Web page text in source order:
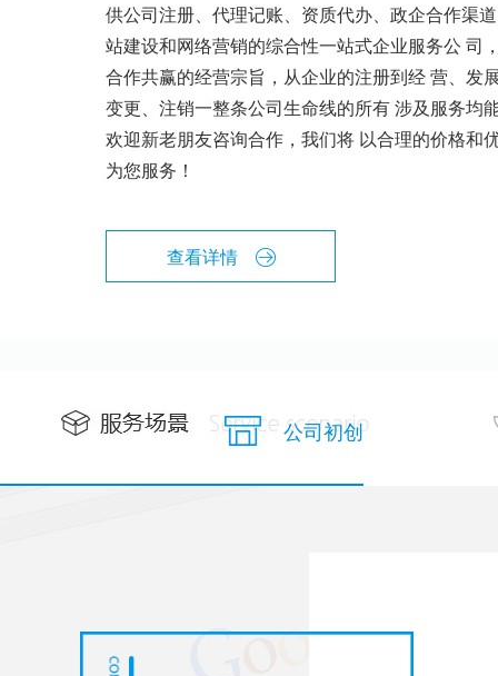
供公司注册、代理记账、资质代办、政企合作渠
站建设和网络营销的综合性一站式企业服务公 司
合作共赢的经营宗旨，从企业的注册到经 营、发
变更、注销一整条公司生命线的所有 涉及服务均
欢迎新老朋友咨询合作，我们将 以合理的价格和
为您服务！
查看详情
公司初创